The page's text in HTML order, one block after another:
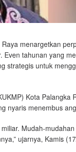
menargetkan
Even tahunan yang
strategis untuk
Kota Palangka
nyaris menembus
Mudah-
ujarnya, Kamis